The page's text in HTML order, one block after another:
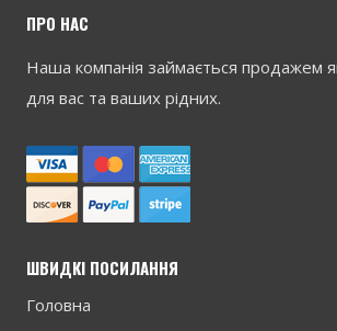
ПРО НАС
Наша компанія займається продажем
для вас та ваших рідних.
ШВИДКІ ПОСИЛАННЯ
Головна